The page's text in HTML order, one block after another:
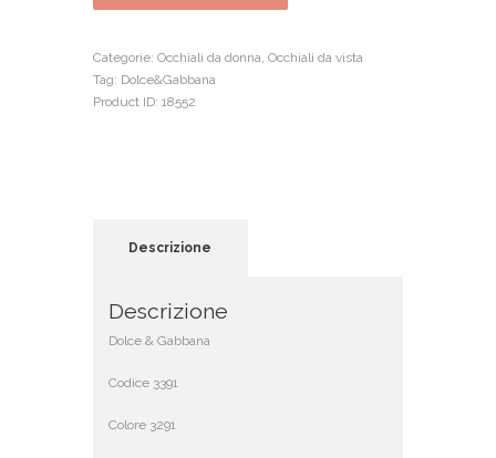
3391
Categorie: Occhiali da donna Occhiali da vista
Tag: Dolce&Gabbana
Product ID: 18552
Descrizione
Descrizione
Dolce & Gabbana
Codice 3391
Colore 3291